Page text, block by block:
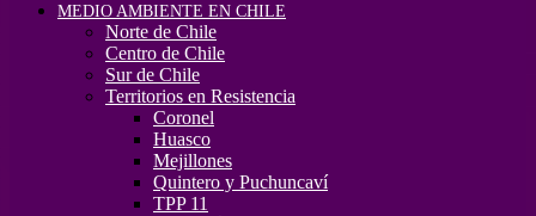
MEDIO AMBIENTE EN CHILE
Norte de Chile
Centro de Chile
Sur de Chile
Territorios en Resistencia
Coronel
Huasco
Mejillones
Quintero y Puchuncaví
TPP 11